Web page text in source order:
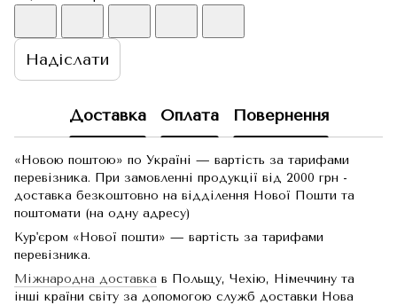
Надіслати
Доставка Оплата Повернення
«Новою поштою» по Україні — вартість за тарифами
перевізника. При замовленні продукції від 2000 грн -
доставка безкоштовно на відділення Нової Пошти та
поштомати (на одну адресу)
Кур'єром «Нової пошти» — вартість за тарифами
перевізника.
Міжнародна доставка в Польщу, Чехію, Німеччину та
інші країни світу за допомогою служб доставки Нова